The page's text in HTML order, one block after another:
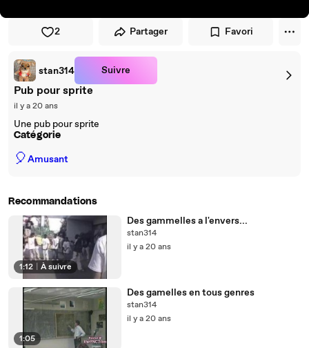
2 Partager Favori
stan314 Suivre
Pub pour sprite
il y a 20 ans
Une pub pour sprite
Catégorie
🎈Amusant
Recommandations
1:12 À suivre
Des gammelles a l'envers...
stan314
il y a 20 ans
1:05
Des gamelles en tous genres
stan314
il y a 20 ans